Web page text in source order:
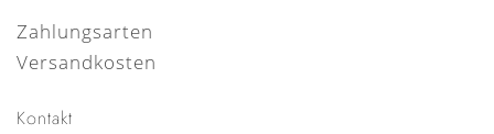
Zahlungsarten
Versandkosten
Kontakt